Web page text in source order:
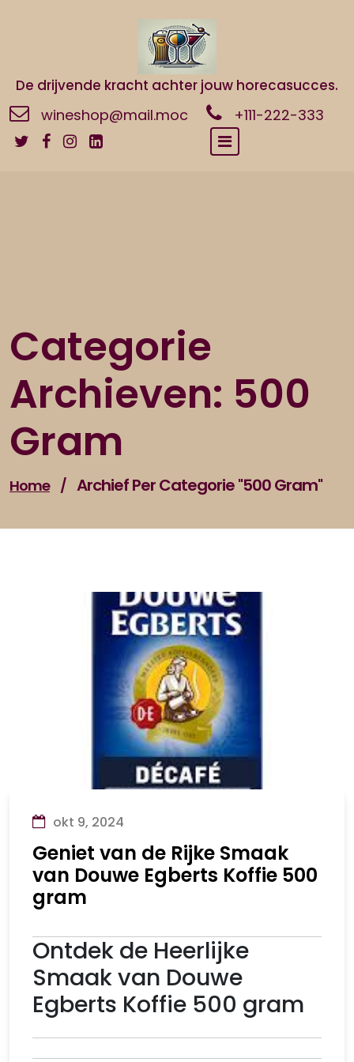
De drijvende kracht achter jouw horecasucces.
wineshop@mail.moc +111-222-333
Categorie
Archieven: 500
Gram
Home / Archief Per Categorie "500 Gram"
okt 9, 2024
Geniet van de Rijke Smaak
van Douwe Egberts Koffie 500
gram
Ontdek de Heerlijke
Smaak van Douwe
Egberts Koffie 500 gram